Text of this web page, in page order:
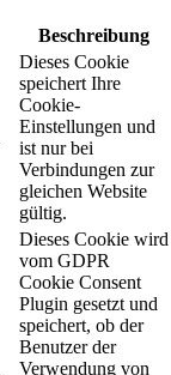
Beschreibung
Dieses Cookie
speichert Ihre
Cookie-
Einstellungen und
ist nur bei
Verbindungen zur
gleichen Website
gültig.
Dieses Cookie wird
vom GDPR
Cookie Consent
Plugin gesetzt und
speichert, ob der
Benutzer der
Verwendung von